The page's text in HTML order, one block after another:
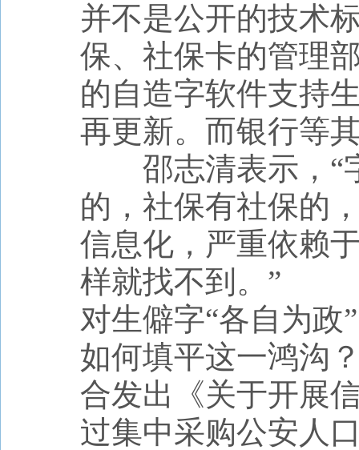
并不是公开的技术
保、社保卡的管理
的自造字软件支持
再更新。而银行等
邵志清表示，“
的，社保有社保的
信息化，严重依赖
样就找不到。”
对生僻字“各自为政
如何填平这一鸿沟
合发出《关于开展
过集中采购公安人